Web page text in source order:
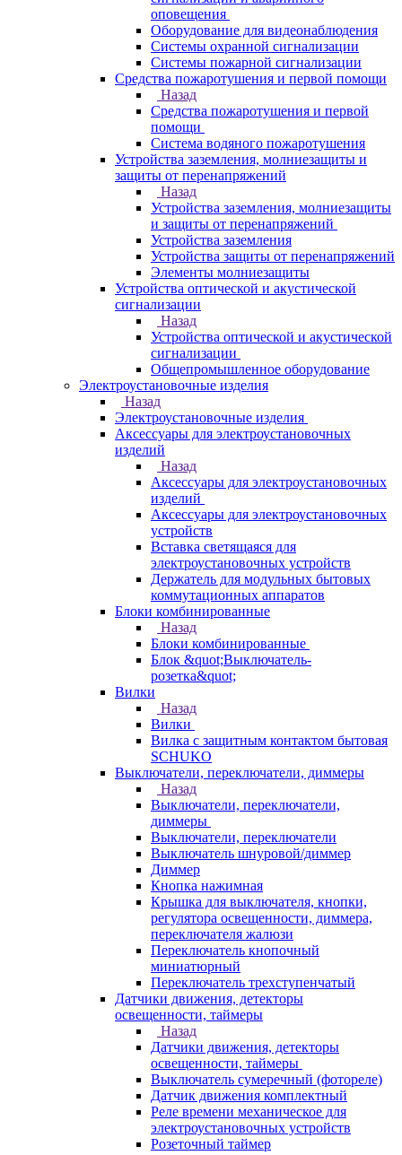
оповещения
Оборудование для видеонаблюдения
Системы охранной сигнализации
Системы пожарной сигнализации
Средства пожаротушения и первой помощи
Назад
Средства пожаротушения и первой
помощи
Система водяного пожаротушения
Устройства заземления, молниезащиты и
защиты от перенапряжений
Назад
Устройства заземления, молниезащиты
и защиты от перенапряжений
Устройства заземления
Устройства защиты от перенапряжений
Элементы молниезащиты
Устройства оптической и акустической
сигнализации
Назад
Устройства оптической и акустической
сигнализации
Общепромышленное оборудование
Электроустановочные изделия
Назад
Электроустановочные изделия
Аксессуары для электроустановочных
изделий
Назад
Аксессуары для электроустановочных
изделий
Аксессуары для электроустановочных
устройств
Вставка светящаяся для
электроустановочных устройств
Держатель для модульных бытовых
коммутационных аппаратов
Блоки комбинированные
Назад
Блоки комбинированные
Блок &quot;Выключатель-
розетка&quot;
Вилки
Назад
Вилки
Вилка с защитным контактом бытовая
SCHUKO
Выключатели, переключатели, диммеры
Назад
Выключатели, переключатели,
диммеры
Выключатели, переключатели
Выключатель шнуровой/диммер
Диммер
Кнопка нажимная
Крышка для выключателя, кнопки,
регулятора освещенности, диммера,
переключателя жалюзи
Переключатель кнопочный
миниатюрный
Переключатель трехступенчатый
Датчики движения, детекторы
освещенности, таймеры
Назад
Датчики движения, детекторы
освещенности, таймеры
Выключатель сумеречный (фотореле)
Датчик движения комплектный
Реле времени механическое для
электроустановочных устройств
Розеточный таймер